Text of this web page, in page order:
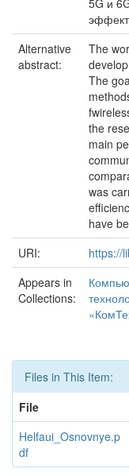
5G и
Alternative
abstract:
The
The
the
main
was
have
URI:
https://
Appears in
Collections:
Files in This Item:
File
Helfaui_Osnovnye.p
df